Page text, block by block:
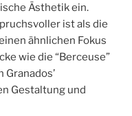
Ästhetik ein.
ist als die
ähnlichen Fokus
wie die “Berceuse”
Granados’
Gestaltung und